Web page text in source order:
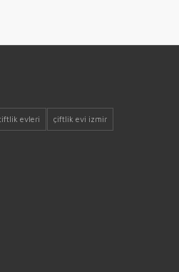
evleri çiftlik evi izmir